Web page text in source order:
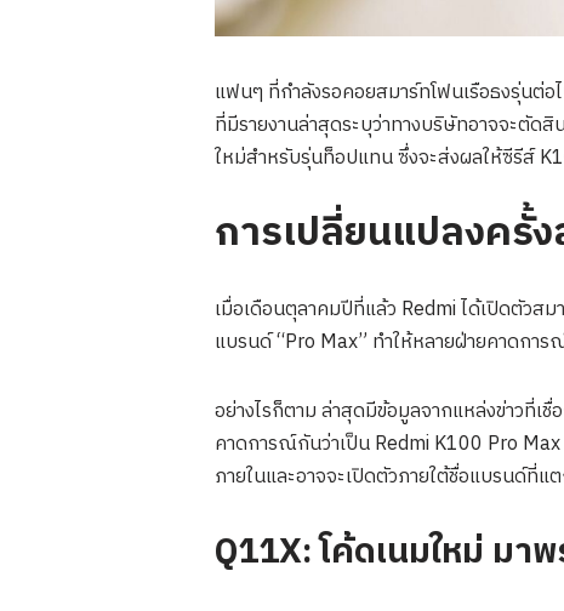
แฟนๆ ที่กำลังรอคอยสมาร์ทโฟนเรือธงรุ่นต่อ
ที่มีรายงานล่าสุดระบุว่าทางบริษัทอาจจะตัดสิ
ใหม่สำหรับรุ่นท็อปแทน ซึ่งจะส่งผลให้ซีรีส์
การเปลี่ยนแปลงครั้
เมื่อเดือนตุลาคมปีที่แล้ว Redmi ได้เปิดตัวส
แบรนด์ “Pro Max” ทำให้หลายฝ่ายคาดการ
อย่างไรก็ตาม ล่าสุดมีข้อมูลจากแหล่งข่าวที่เ
คาดการณ์กันว่าเป็น Redmi K100 Pro
ภายในและอาจจะเปิดตัวภายใต้ชื่อแบรนด์ที่แ
Q11X: โค้ดเนมใหม่ มา